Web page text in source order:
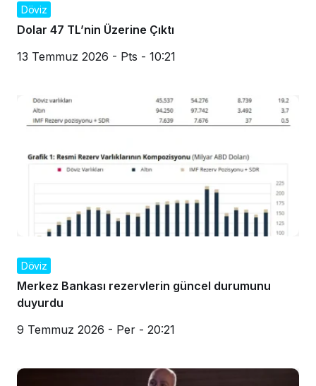
Döviz
Dolar 47 TL’nin Üzerine Çıktı
13 Temmuz 2026 - Pts - 10:21
Döviz
Merkez Bankası rezervlerin güncel durumunu
duyurdu
9 Temmuz 2026 - Per - 20:21